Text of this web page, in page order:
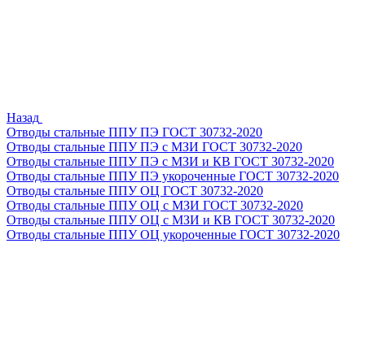
Назад
Отводы стальные ППУ ПЭ ГОСТ 30732-2020
Отводы стальные ППУ ПЭ с МЗИ ГОСТ 30732-2020
Отводы стальные ППУ ПЭ с МЗИ и КВ ГОСТ 30732-2020
Отводы стальные ППУ ПЭ укороченные ГОСТ 30732-2020
Отводы стальные ППУ ОЦ ГОСТ 30732-2020
Отводы стальные ППУ ОЦ с МЗИ ГОСТ 30732-2020
Отводы стальные ППУ ОЦ с МЗИ и КВ ГОСТ 30732-2020
Отводы стальные ППУ ОЦ укороченные ГОСТ 30732-2020